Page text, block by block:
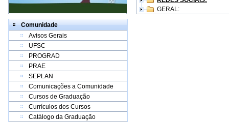
Comunidade
Avisos Gerais
UFSC
PROGRAD
PRAE
SEPLAN
Comunicações a Comunidade
Cursos de Graduação
Currículos dos Cursos
Catálogo da Graduação
GERAL: